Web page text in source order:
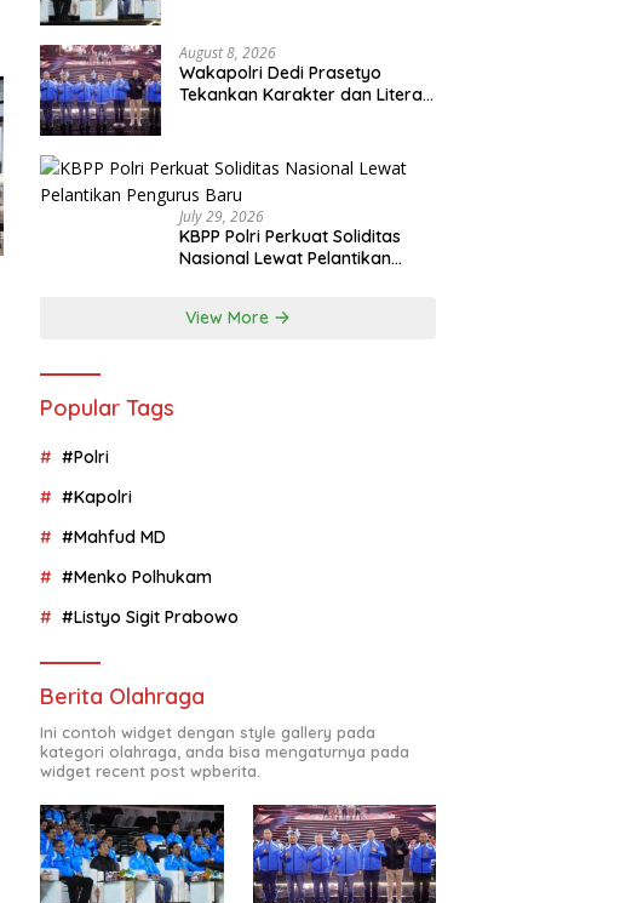
August 8, 2026
Wakapolri Dedi Prasetyo
Tekankan Karakter dan Literasi
July 29, 2026
KBPP Polri Perkuat Soliditas
Nasional Lewat Pelantikan
View More
Popular Tags
#Polri
#Kapolri
#Mahfud MD
#Menko Polhukam
#Listyo Sigit Prabowo
Berita Olahraga
Ini contoh widget dengan style gallery pada
kategori olahraga, anda bisa mengaturnya pada
widget recent post wpberita.